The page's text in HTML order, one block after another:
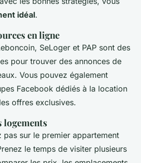
idéal.
en ligne
SeLoger et PAP sont des
pour trouver des annonces de
Vous pouvez également
Facebook dédiés à la location
offres exclusives.
logements
pas sur le premier appartement
le temps de visiter plusieurs